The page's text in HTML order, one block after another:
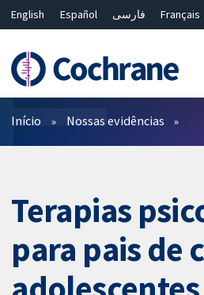
English Español فارسی
Français
Bahasa Malaysia
ไทย 繁體中文
Filtros
Início Nossas evidências
Terapias
para pais de